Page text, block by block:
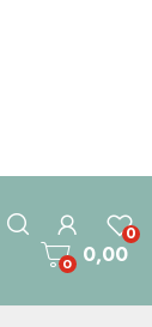
0
0,00
0